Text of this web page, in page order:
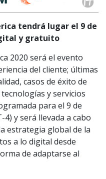
tendrá lugar el 9 de
y gratuito
2020 será el evento
del cliente; últimas
casos de éxito de
y servicios
para el 9 de
4) y será llevada a cabo
estrategia global de la
a lo digital desde
de adaptarse al